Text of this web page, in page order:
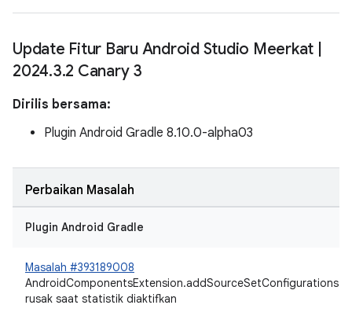
Update Fitur Baru Android Studio Meerkat
2024.3.2 Canary 3
Dirilis bersama:
Plugin Android Gradle 8.10.0-alpha03
Perbaikan Masalah
Plugin Android Gradle
Masalah #393189008
AndroidComponentsExtension.addSourceSetConfigurations
rusak saat statistik diaktifkan